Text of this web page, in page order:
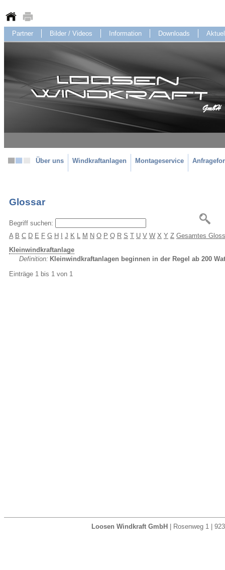
Partner Bilder / Videos Information Downloads
Über uns Windkraftanlagen Montageservice
Glossar
Begriff suchen:
A B C D E F G H J K L M N O P Q R S T U V W X Y Z Gesamtes
Kleinwindkraftanlage
Definition: Kleinwindkraftanlagen beginnen in der Regel ab 200
Einträge 1 bis 1 von 1
Loosen Windkraft GmbH | Rosenweg 1 |